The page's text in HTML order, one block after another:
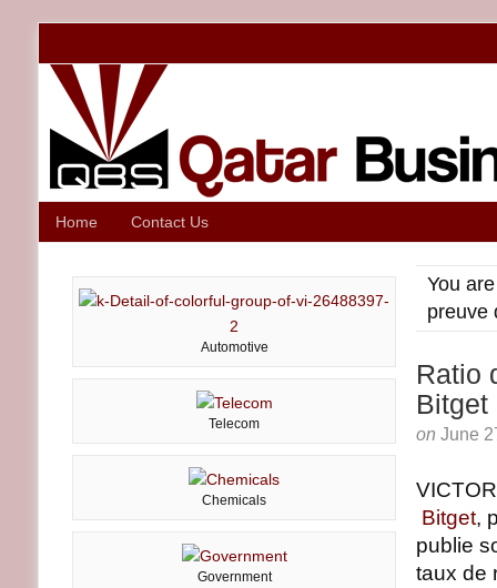
Home Contact Us
You
preuve
Ratio
Bitget
on June
Bitget,
publie
taux de
Automotive
Telecom
Chemicals
Government